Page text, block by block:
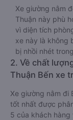
Xe giường nằm
Thuận này phù
vì diện tích
xe này là không
bị nhồi nhét
2. Về chất
Thuận Bến xe
Xe giường nằm đi
tốt nhất được
5 của khách